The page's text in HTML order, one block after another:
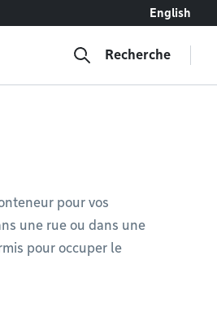
English
Recherche
pour vos
une rue ou dans une
pour occuper le